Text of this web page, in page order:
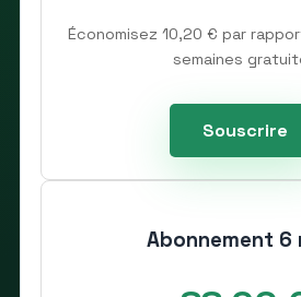
Économisez 10,20 € par
semaines
Souscrire
Abonnement 6